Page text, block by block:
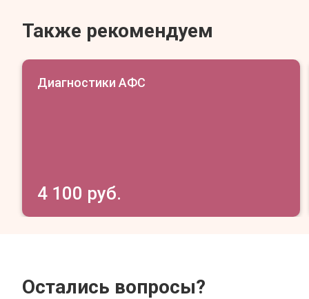
Также рекомендуем
Диагностики АФС
4 100 руб.
Остались вопросы?